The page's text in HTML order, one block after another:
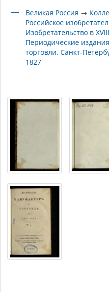
Великая Россия →
Российское
Изобретательство в
Периодические издания
торговли. Санкт-
1827